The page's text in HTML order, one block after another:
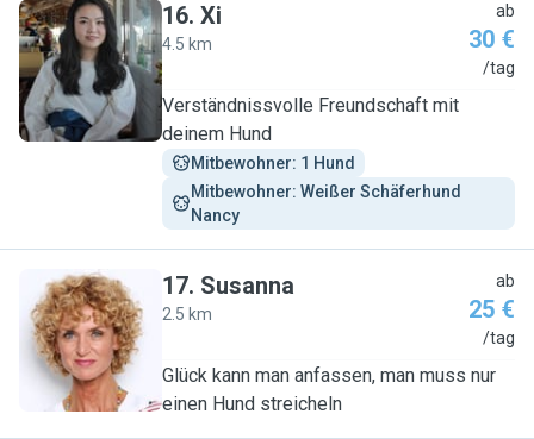
X
16. Xi
4.5 km
ab
30 €
/tag
Verständnissvolle Freundschaft mit
deinem Hund
Mitbewohner: 1 Hund
Mitbewohner: Weißer Schäferhund
Nancy
S
17. Susanna
2.5 km
ab
25 €
/tag
Glück kann man anfassen, man muss nur
einen Hund streicheln